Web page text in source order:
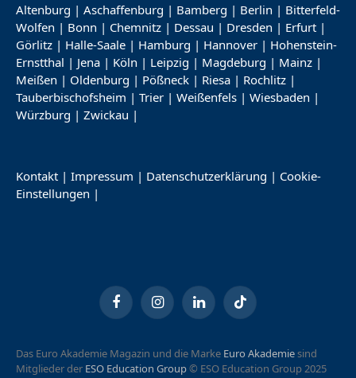
Altenburg | Aschaffenburg | Bamberg | Berlin | Bitterfeld-
Wolfen | Bonn | Chemnitz | Dessau | Dresden | Erfurt |
Görlitz | Halle-Saale | Hamburg | Hannover | Hohenstein-
Ernstthal | Jena | Köln | Leipzig | Magdeburg | Mainz |
Meißen | Oldenburg | Pößneck | Riesa | Rochlitz |
Tauberbischofsheim | Trier | Weißenfels | Wiesbaden |
Würzburg | Zwickau |
Kontakt | Impressum | Datenschutzerklärung | Cookie-
Einstellungen |
FacebookInstagramLinkedInTikTok
Das Euro Akademie Magazin und die Marke Euro Akademiesind
Mitglieder der ESO Education Group© ESO Education Group 2025